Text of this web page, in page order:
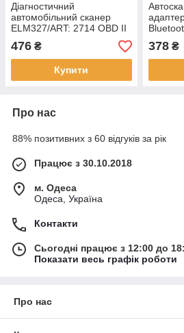
Діагностичний
автомобільний сканер
ELM327/ART: 2714 OBD II
WiFi iOS Android Чорний
476 ₴
Купити
378₴
Про нас
88% позитивних з 60 відгуків за рік
Працює з 30.10.2018
м. Одеса
Одеса, Україна
Контакти
Сьогодні працює з 12:00 до
Показати весь графік роботи
Про нас